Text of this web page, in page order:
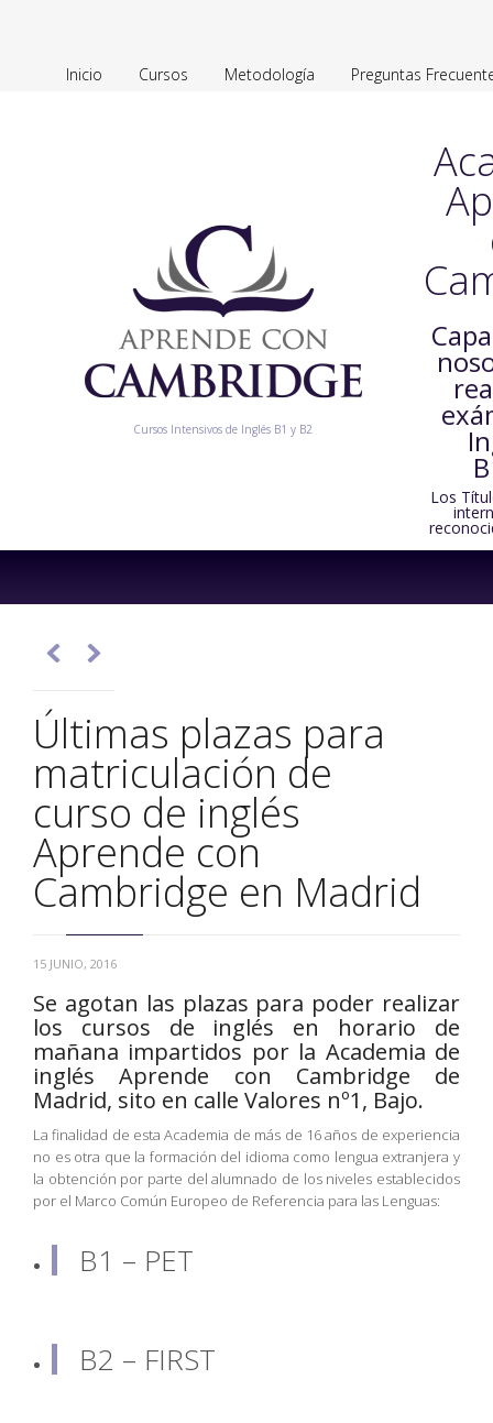
Inicio Cursos Metodología Preguntas
Cursos Intensivos de Inglés B1 y B2
Los
content
Últimas plazas para
matriculación de
curso de inglés
Aprende con
Cambridge en Madrid
 
15 JUNIO, 2016
Se agotan las plazas para poder realizar
los cursos de inglés en horario de
mañana impartidos por la Academia de
inglés Aprende con Cambridge de
Madrid, sito en calle Valores nº1, Bajo.
La finalidad de esta Academia de más de 16 años de experiencia
no es otra que la formación del idioma como lengua extranjera y
la obtención por parte del alumnado de los niveles establecidos
por el Marco Común Europeo de Referencia para las Lenguas:
B1 – PET
B2 – FIRST